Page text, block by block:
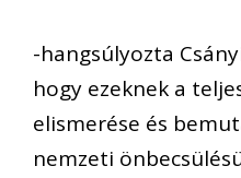
-hangsúlyozta
hogy ezeknek a
elismerése és
nemzeti